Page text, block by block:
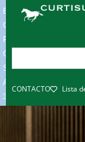
ENVIOS
GRATIS
POR
COMPRAS
SUPERIORES
A
300€*
CONTACTO Lista